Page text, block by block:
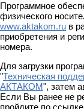
Программное
физического
www.aktakom.ru в
приобретения и
номера.
Для загрузки
"Техническая
АКТАКОМ", затем
Если Вы ранее не